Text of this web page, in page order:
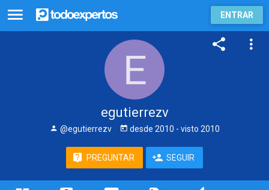
ENTRAR
egutierrezv
@egutierrezv desde 2010 - visto 2010
PREGUNTAR SEGUIR